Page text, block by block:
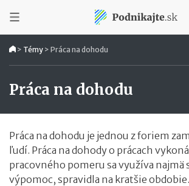
> Témy > Práca na dohodu
Práca na dohodu
Práca na dohodu je jednou z foriem
ľudí. Práca na dohody o prácach
pracovného pomeru sa využíva najmä
výpomoc, spravidla na kratšie